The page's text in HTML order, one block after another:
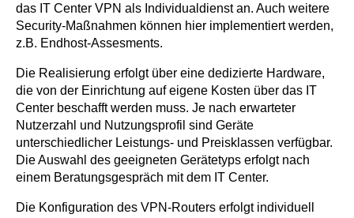
das IT Center VPN als Individualdienst an. Auch weitere
Security-Maßnahmen können hier implementiert werden,
z.B. Endhost-Assesments.
Die Realisierung erfolgt über eine dedizierte Hardware,
die von der Einrichtung auf eigene Kosten über das IT
Center beschafft werden muss. Je nach erwarteter
Nutzerzahl und Nutzungsprofil sind Geräte
unterschiedlicher Leistungs- und Preisklassen verfügbar.
Die Auswahl des geeigneten Gerätetyps erfolgt nach
einem Beratungsgespräch mit dem IT Center.
Die Konfiguration des VPN-Routers erfolgt individuell